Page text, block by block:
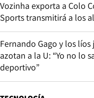
Vozinha exporta a Colo
Sports transmitirá a los
Fernando Gago y los
azotan a la U: “Yo no lo
deportivo”